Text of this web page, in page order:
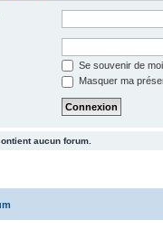
Se souvenir de moi
Masquer ma
aucun forum.